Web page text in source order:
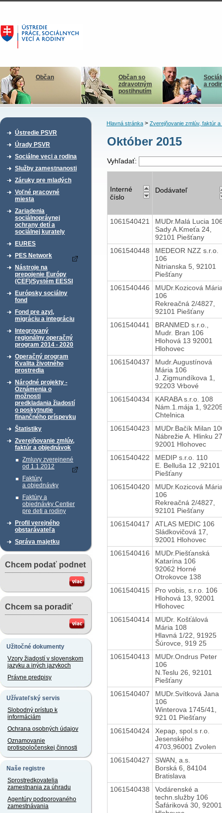
Občan
Občan so
zdravotným
postihnutím
a
Ústredie PSVR
Úrady PSVR
Sociálne veci a rodina
Služby zamestnanosti
Záruky pre mladých
Voľné pracovné
miesta
Zariadenia
sociálnoprávnej
ochrany detí a
sociálnej kurately
EURES
PES Network
Nástroje na
prepojenie Európy
(CEF)/Systém EESSI
Európsky sociálny
fond
Fond pre azyl,
migráciu a integráciu
Integrovaný
regionálny operačný
program 2014 - 2020
Operačný program
Kvalita životného
prostredia
Národné projekty -
Oznámenia o
možnosti
predkladania žiadostí
o poskytnutie
finančného príspevku
Štatistiky
Zverejňovanie zmlúv,
faktúr a objednávok
Zmluvy zverejnené
od 1.1.2012
Faktúry
a objednávky
Faktúry a
objednávky Centier
pre deti a rodiny
Profil verejného
obstarávateľa
Správa majetku
Chcem podať podnet
Chcem sa poradiť
Užitočné dokumenty
Vzory žiadostí v slovenskom
jazyku a iných jazykoch
Právne predpisy
Užívateľský servis
Slobodný prístup k
informáciám
Ochrana osobných údajov
Oznamovanie
protispoločenskej činnosti
Naše registre
Sprostredkovatelia
zamestnania za úhradu
Agentúry podporovaného
zamestnávania
Hlavná stránka> Zverejňovanie zmlúv, faktúr a
Október 2015
Vyhľadať:
Interné
číslo
Dodávateľ
1061540421
MUDr.Malá Lucia
Sady A.Kmeťa 24,
92101 Piešťany
1061540448
MEDEOR NZZ s.r.o.
106
Nitrianska 5, 92101
Piešťany
1061540446
MUDr.Kozicová
106
Rekreačná 2/4827,
92101 Piešťany
1061540441
BRANMED s.r.o.,
Mudr. Bran 106
Hlohová 13 92001
Hlohovec
1061540437
Mudr.Augustínová
Mária 106
J. Zigmundíkova 1,
92203 Vrbové
1061540434
KARABA s.r.o. 108
Nám.1.mája 1,
Chtelnica
1061540423
MUDr.Bačík Milan
Nábrežie A. Hlinku
92001 Hlohovec
1061540422
MEDIP s.r.o. 110
E. Belluša 12 ,92101
Piešťany
1061540420
MUDr.Kozicová
106
Rekreačná 2/4827,
92101 Piešťany
1061540417
ATLAS MEDIC 106
Sládkovičová 17,
92001 Hlohovec
1061540416
MUDr.Piešťanská
Katarína 106
92062 Horné
Otrokovce 138
1061540415
Pro vobis, s.r.o. 106
Hlohová 13, 92001
Hlohovec
1061540414
MUDr. Košťálová
Mária 108
Hlavná 1/22, 91925
Šúrovce, 919 25
1061540413
MUDr.Ondrus Peter
106
N.Teslu 26, 92101
Piešťany
1061540407
MUDr.Svítková Jana
106
Winterova 1745/41,
921 01 Piešťany
1061540424
Xepap, spol.s r.o.
Jesenského
4703,96001 Zvolen
1061540427
SWAN, a.s.
Borská 6, 84104
Bratislava
1061540438
Vodárenské a
techn.služby 106
Šafáriková 30, 92001